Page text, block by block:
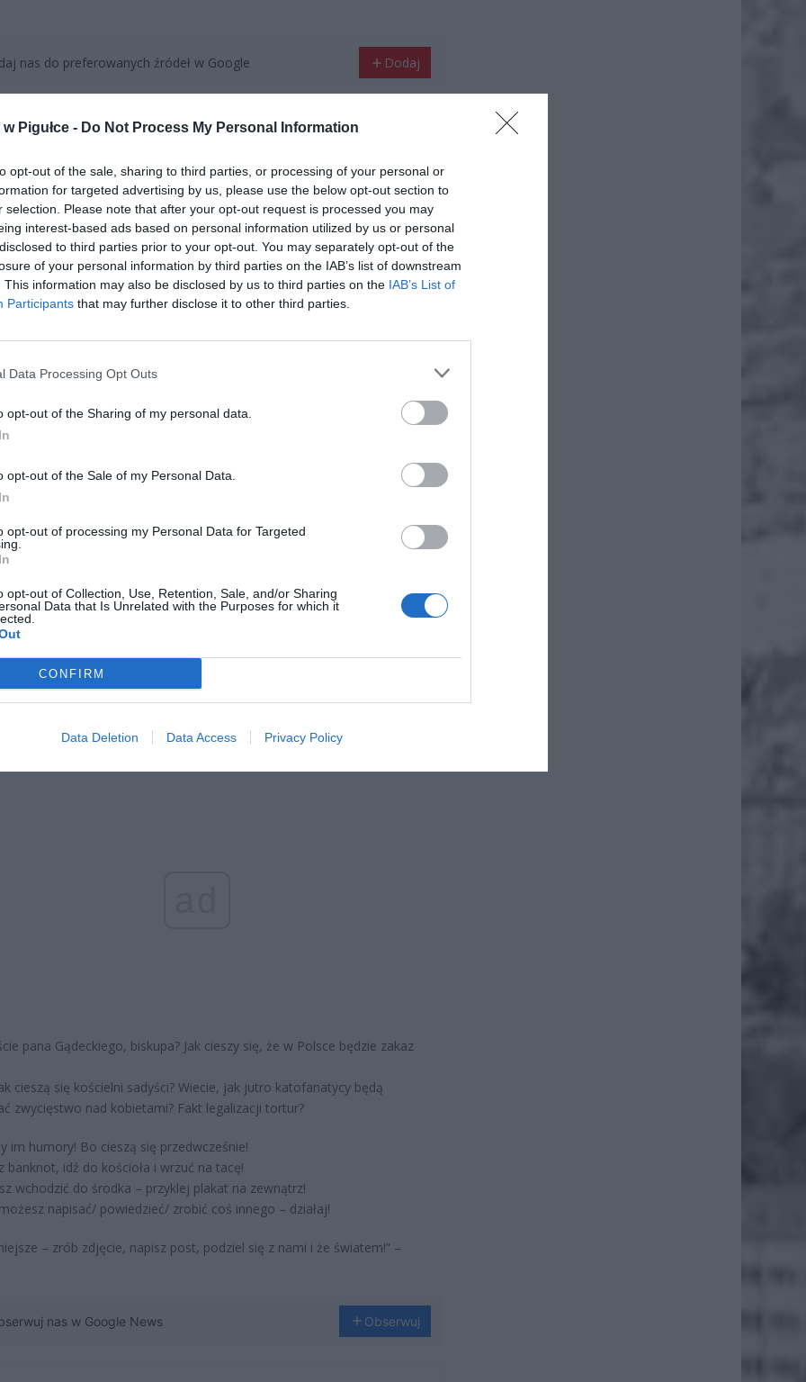
Pigułce - Do Not Process My Personal Information
opt-out of the sale, sharing to third parties, or processing of your personal or
for targeted advertising by us, please use the below opt-out section to
selection. Please note that after your opt-out request is processed you may
interest-based ads based on personal information utilized by us or personal
to third parties prior to your opt-out. You may separately opt-out of the
of your personal information by third parties on the IAB’s list of downstream
This information may also be disclosed by us to third parties on the IAB’s List of
Participants that may further disclose it to other third parties.
Data Processing Opt Outs
opt-out of the Sharing of my personal data.
opt-out of the Sale of my Personal Data.
opt-out of processing my Personal Data for Targeted
opt-out of Collection, Use, Retention, Sale, and/or Sharing
Data that Is Unrelated with the Purposes for which it
CONFIRM
Data Deletion Data Access Privacy Policy
nas do preferowanych źródeł w Google Dodaj
większej akcji: SŁOWO NA NIEDZIELĘ
zmieni ważny limit od marca 2027 roku. Policzyliśmy, ile może
senior przy emeryturze 2200, 2400, 2600 i 2700 zł
przecenił hit do kuchni. Air fryer tańszy aż o 150 zł, a to dopiero
pana Gądeckiego, biskupa? Jak cieszy się, że w Polsce będzie zakaz
cieszą się kościelni sadyści? Wiecie, jak jutro katofanatycy będą
zwycięstwo nad kobietami? Fakt legalizacji tortur?
im humory! Bo cieszą się przedwcześnie!
banknot, idź do kościoła i wrzuć na tacę!
wchodzić do środka – przyklej plakat na zewnątrz!
napisać/ powiedzieć/ zrobić coś innego – działaj!
– zrób zdjęcie, napisz post, podziel się z nami i że światem!” –
nas w Google News Obserwuj